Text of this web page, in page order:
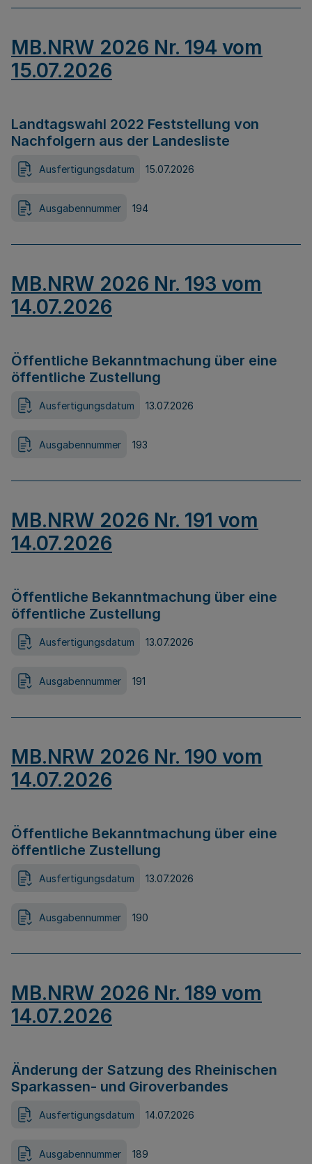
MB.NRW 2026 Nr. 194 vom
15.07.2026
Landtagswahl 2022 Feststellung von
Nachfolgern aus der Landesliste
Ausfertigungsdatum 15.07.2026
Ausgabennummer 194
MB.NRW 2026 Nr. 193 vom
14.07.2026
Öffentliche Bekanntmachung über eine
öffentliche Zustellung
Ausfertigungsdatum 13.07.2026
Ausgabennummer 193
MB.NRW 2026 Nr. 191 vom
14.07.2026
Öffentliche Bekanntmachung über eine
öffentliche Zustellung
Ausfertigungsdatum 13.07.2026
Ausgabennummer 191
MB.NRW 2026 Nr. 190 vom
14.07.2026
Öffentliche Bekanntmachung über eine
öffentliche Zustellung
Ausfertigungsdatum 13.07.2026
Ausgabennummer 190
MB.NRW 2026 Nr. 189 vom
14.07.2026
Änderung der Satzung des Rheinischen
Sparkassen- und Giroverbandes
Ausfertigungsdatum 14.07.2026
Ausgabennummer 189